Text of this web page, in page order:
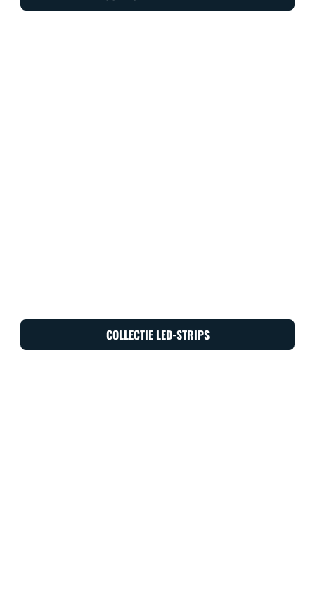
COLLECTIE LED-STRIPS